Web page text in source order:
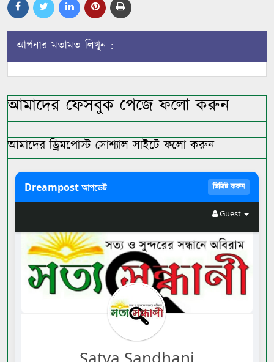
আপনার মতামত লিখুন :
আমাদের ফেসবুক পেজে ফলো করুন
আমাদের ড্রিমপোস্ট সোশ্যাল সাইটে ফলো করুন
Dreampost আপডেট ভিজিট করুন